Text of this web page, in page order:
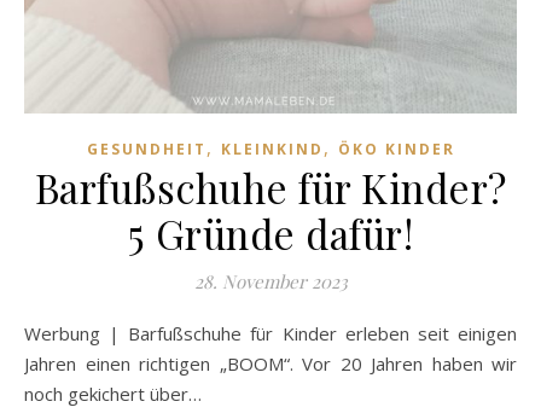
GESUNDHEIT , KLEINKIND , ÖKO KINDER
Barfußschuhe für Kinder?
5 Gründe dafür!
28. November 2023
Werbung | Barfußschuhe für Kinder erleben seit einigen
Jahren einen richtigen „BOOM“. Vor 20 Jahren haben wir
noch gekichert über…